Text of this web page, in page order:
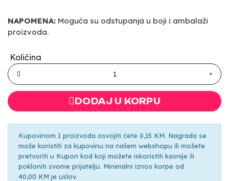
NAPOMENA: Moguća su odstupanja u boji i ambalaži
proizvoda.
Količina
DODAJ U KORPU
Kupovinom 1 proizvoda osvojiti ćete 0,15 KM. Nagrada se
može koristiti za kupovinu na našem webshopu ili možete
pretvoriti u Kupon kod koji možete iskoristiti kasnije ili
pokloniti svome prijatelju. Minimalni iznos korpe od
40,00 KM je uslov.